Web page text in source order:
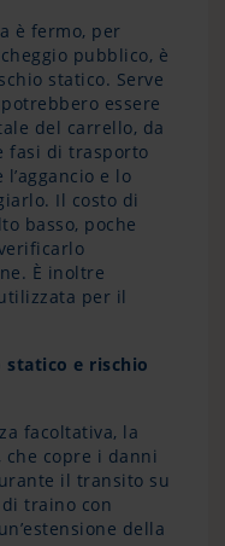
è fermo, per
pubblico, è
statico. Serve
essere
del carrello, da
fasi di trasporto
e lo
Il costo di
basso, poche
È inoltre
per il
statico e rischio
facoltativa, la
copre i danni
il transito su
traino con
della